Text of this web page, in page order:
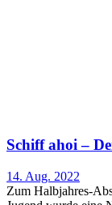
Schiff ahoi –
14. Aug. 2022
Zum Halbjahres-